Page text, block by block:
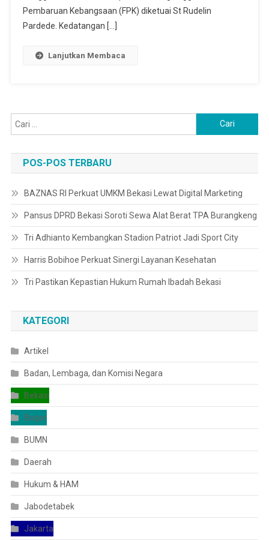
Pembaruan Kebangsaan (FPK) diketuai St Rudelin
Pardede. Kedatangan […]
Lanjutkan Membaca
untuk:
POS-POS TERBARU
BAZNAS RI Perkuat UMKM Bekasi Lewat Digital Marketing
Pansus DPRD Bekasi Soroti Sewa Alat Berat TPA Burangkeng
Tri Adhianto Kembangkan Stadion Patriot Jadi Sport City
Harris Bobihoe Perkuat Sinergi Layanan Kesehatan
Tri Pastikan Kepastian Hukum Rumah Ibadah Bekasi
KATEGORI
Artikel
Badan, Lembaga, dan Komisi Negara
Bekasi
Bogor
BUMN
Daerah
Hukum & HAM
Jabodetabek
Jakarta